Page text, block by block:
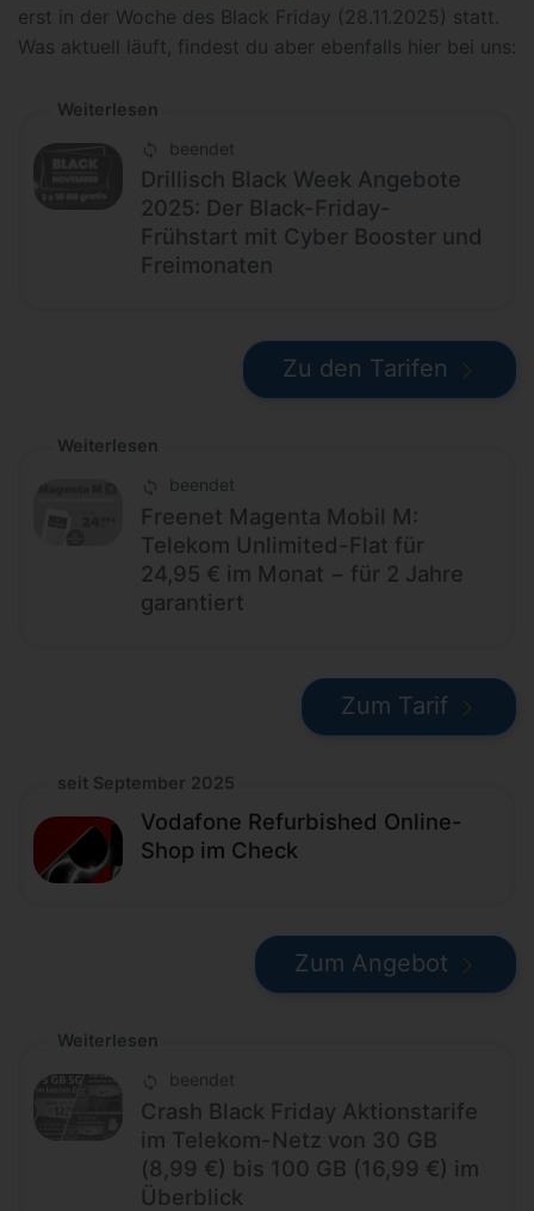
erst in der Woche des Black Friday (28.11.2025) statt.
Was aktuell läuft, findest du aber ebenfalls hier bei uns:
Weiterlesen
beendet
Drillisch Black Week Angebote
2025: Der Black-Friday-
Frühstart mit Cyber Booster und
Freimonaten
Zu den Tarifen
Weiterlesen
beendet
Freenet Magenta Mobil M:
Telekom Unlimited-Flat für
24,95 € im Monat − für 2 Jahre
garantiert
Zum Tarif
seit September 2025
Vodafone Refurbished Online-
Shop im Check
Zum Angebot
Weiterlesen
beendet
Crash Black Friday Aktionstarife
im Telekom-Netz von 30 GB
(8,99 €) bis 100 GB (16,99 €) im
Überblick